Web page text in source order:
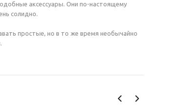
аксессуары. Они по-настоящему
солидно.
простые, но в то же время необычайно